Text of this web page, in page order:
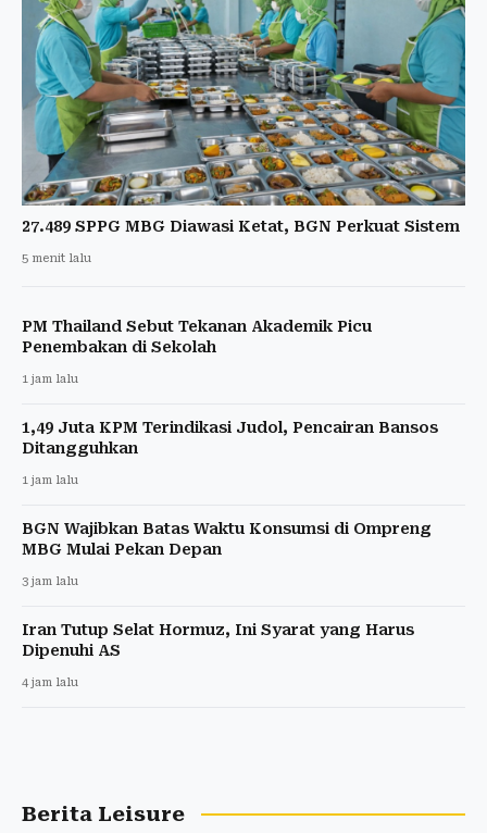
27.489 SPPG MBG Diawasi Ketat, BGN Perkuat Sistem
5 menit lalu
PM Thailand Sebut Tekanan Akademik Picu
Penembakan di Sekolah
1 jam lalu
1,49 Juta KPM Terindikasi Judol, Pencairan Bansos
Ditangguhkan
1 jam lalu
BGN Wajibkan Batas Waktu Konsumsi di Ompreng
MBG Mulai Pekan Depan
3 jam lalu
Iran Tutup Selat Hormuz, Ini Syarat yang Harus
Dipenuhi AS
4 jam lalu
Berita Leisure